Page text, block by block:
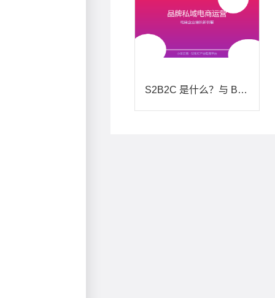
S2B2C 是什么？与 B2C、B2B2C 有何区别：电商模式选型全解析